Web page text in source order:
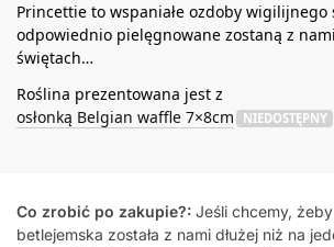
Princettie to wspaniałe ozdoby wigilijnego
odpowiednio pielęgnowane zostaną z
świętach…
Roślina prezentowana jest z
osłonką Belgian waffle 7×8cm
NIEDOSTĘPNY
Co zrobić po zakupie?: Jeśli chcemy,
betlejemska została z nami dłużej niż na